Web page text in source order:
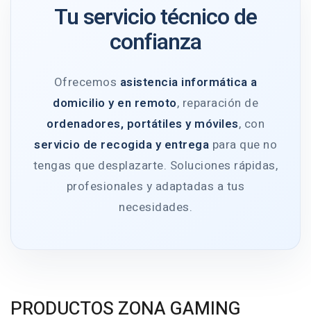
Tu servicio técnico de
confianza
Ofrecemos asistencia informática a
domicilio y en remoto, reparación de
ordenadores, portátiles y móviles, con
servicio de recogida y entrega para que no
tengas que desplazarte. Soluciones rápidas,
profesionales y adaptadas a tus
necesidades.
PRODUCTOS ZONA GAMING